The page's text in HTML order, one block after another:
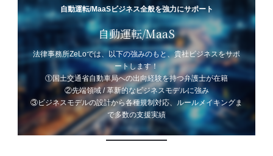
自動運転/MaaSビジネス全般を強力にサポート
自動運転/MaaS
法律事務所ZeLoでは、以下の強みのもと、貴社ビジネスをサポ
ートします！
①国土交通省自動車局への出向経験を持つ弁護士が在籍
②先端領域 / 革新的なビジネスモデルに強み
③ビジネスモデルの設計から各種規制対応、ルールメイキングま
で多数の支援実績